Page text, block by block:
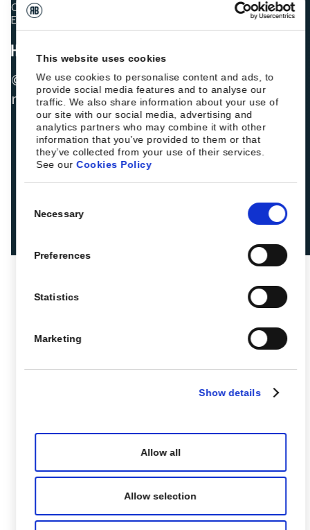
This website uses cookies
We use cookies to personalise content and ads, to
provide social media features and to analyse our
traffic. We also share information about your use of
our site with our social media, advertising and
analytics partners who may combine it with other
information that you’ve provided to them or that
they’ve collected from your use of their services.
See ourCookies Policy
Selection
Necessary
Preferences
Statistics
Marketing
Show details
Allow all
Allow selection
Os colegas hoteleiros estão a classificar a Roiback como
Excelente:
© 2026 ROIBACK, Inc. Todos os direitos
reservados